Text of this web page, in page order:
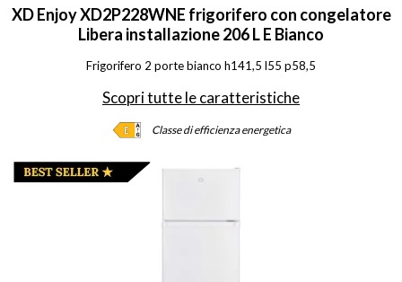
XD EnjoyXD2P228WNE frigorifero con congelatore
Libera installazione 206 L E Bianco
Frigorifero 2 porte bianco h141,5 l55 p58,5
Scopri tutte le caratteristiche
Classe di efficienza energetica